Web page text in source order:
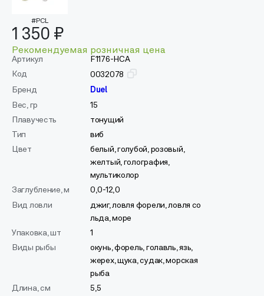
#PCL
1 350 ₽
Рекомендуемая розничная цена
Артикул
F1176-HCA
Код
0032078
Бренд
Duel
Вес, гр
15
Плавучесть
тонущий
Тип
виб
Цвет
белый, голубой, розовый,
желтый, голография,
мультиколор
Заглубление, м
0,0-12,0
Вид ловли
джиг, ловля форели, ловля со
льда, море
Упаковка, шт
1
Виды рыбы
окунь, форель, голавль, язь,
жерех, щука, судак, морская
рыба
Длина, см
5,5